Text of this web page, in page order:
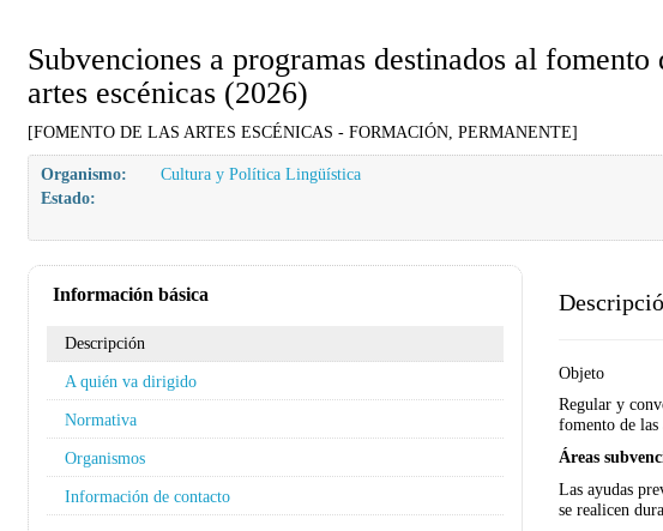
Subvenciones a programas destinados al
artes escénicas (2026)
[FOMENTO DE LAS ARTES ESCÉNICAS - FORMACIÓN, PERMANENTE]
Organismo:
Cultura y Política Lingüística
Estado:
Información básica
Descripción
A quién va dirigido
Normativa
Organismos
Información de contacto
Objeto
Regular y
fomento de las
Áreas
Las ayudas
se realicen